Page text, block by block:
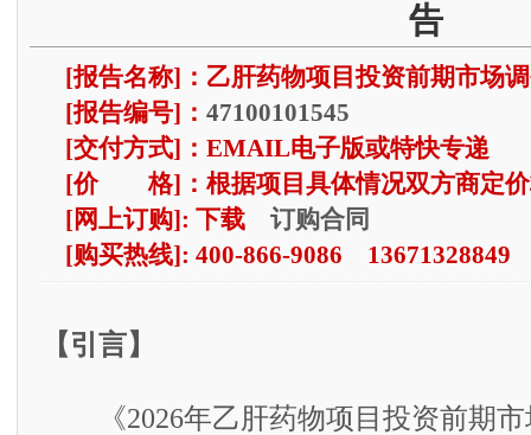
告
[报告名称]：乙肝药物项目投资前期市场
[报告编号]： 47100101545
[交付方式]：EMAIL电子版或特快专递
[价 格]：根据项目具体情况双方商定
[网上订购]: 下载 订购合同
[购买热线]: 400-866-9086 13671328849
【引言】
《2026年乙肝药物项目投资前期市